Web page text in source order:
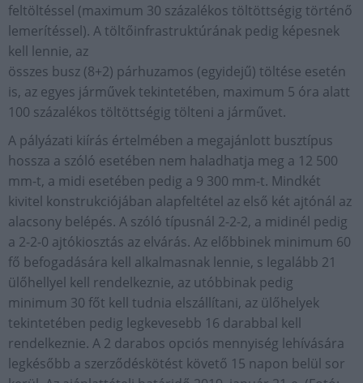
feltöltéssel (maximum 30 százalékos töltöttségig történő
lemerítéssel). A töltőinfrastruktúrának pedig képesnek
kell lennie, az
összes busz (8+2) párhuzamos (egyidejű) töltése esetén
is, az egyes járművek tekintetében, maximum 5 óra alatt
100 százalékos töltöttségig tölteni a járművet.
A pályázati kiírás értelmében a megajánlott busztípus
hossza a szóló esetében nem haladhatja meg a 12 500
mm-t, a midi esetében pedig a 9 300 mm-t. Mindkét
kivitel konstrukciójában alapfeltétel az első két ajtónál az
alacsony belépés. A szóló típusnál 2-2-2, a midinél pedig
a 2-2-0 ajtókiosztás az elvárás. Az előbbinek minimum 60
fő befogadására kell alkalmasnak lennie, s legalább 21
ülőhellyel kell rendelkeznie, az utóbbinak pedig
minimum 30 főt kell tudnia elszállítani, az ülőhelyek
tekintetében pedig legkevesebb 16 darabbal kell
rendelkeznie. A 2 darabos opciós mennyiség lehívására
legkésőbb a szerződéskötést követő 15 napon belül sor